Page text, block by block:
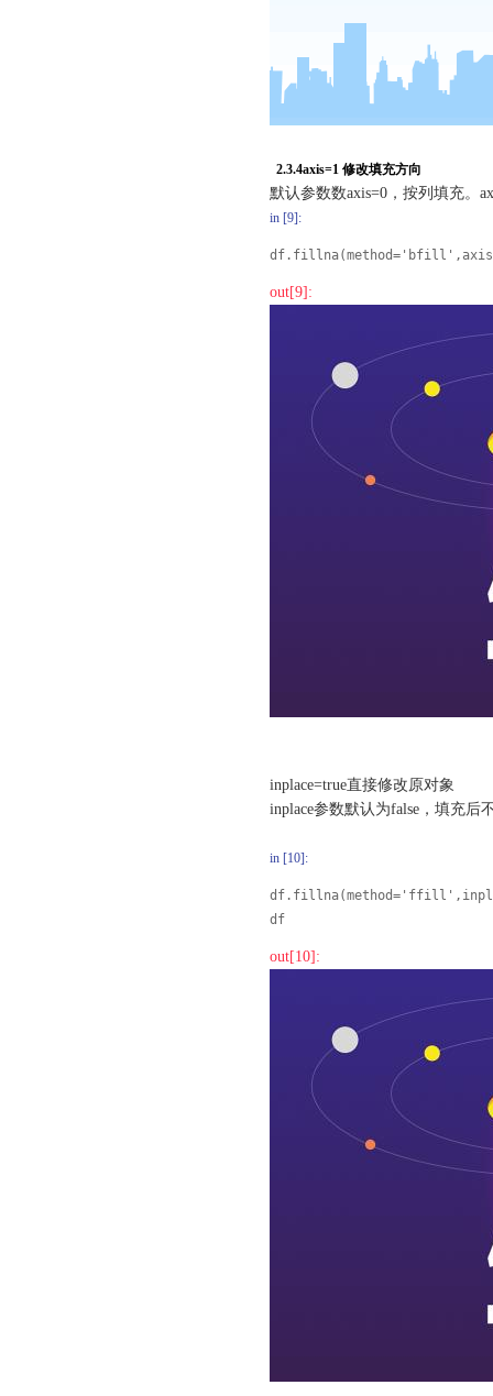
2.3.4axis=1 修改填充方向
默认参数数axis=0，按列填充。
in [9]:
out[9]:
inplace=true直接修改原对象
inplace参数默认为false，填充后
in [10]:
df
out[10]: